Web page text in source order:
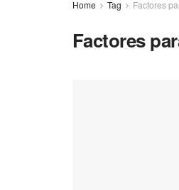
Home Tag Factores
Factores